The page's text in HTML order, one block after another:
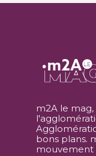
m2A le
bons plans.
mouvement